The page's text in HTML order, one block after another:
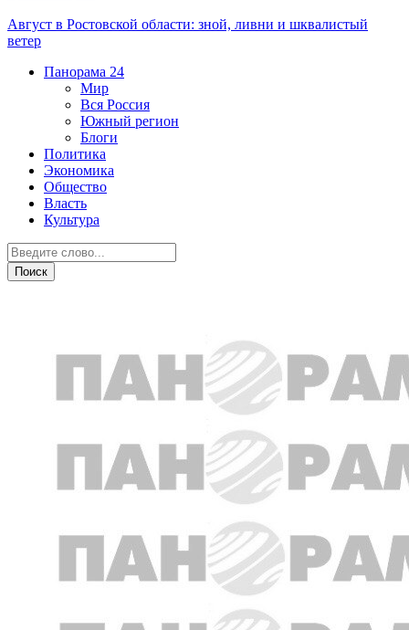
Август в Ростовской области: зной, ливни и шквалистый
ветер
Панорама 24
Мир
Вся Россия
Южный регион
Блоги
Политика
Экономика
Общество
Власть
Культура